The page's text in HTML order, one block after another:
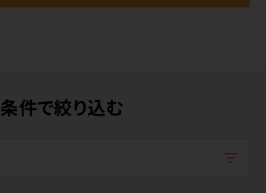
条件で絞り込む